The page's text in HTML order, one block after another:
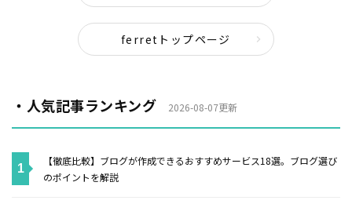
ferretトップページ
・人気記事ランキング 2026-08-07更新
【徹底比較】ブログが作成できるおすすめサービス18選。ブログ選び
のポイントを解説